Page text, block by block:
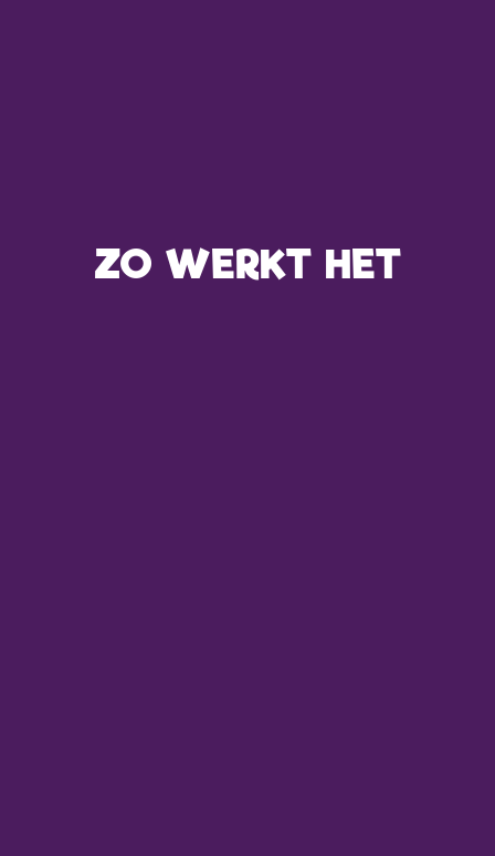
ZO WERKT HET